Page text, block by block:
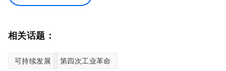
相关话题：
可持续发展 第四次工业革命